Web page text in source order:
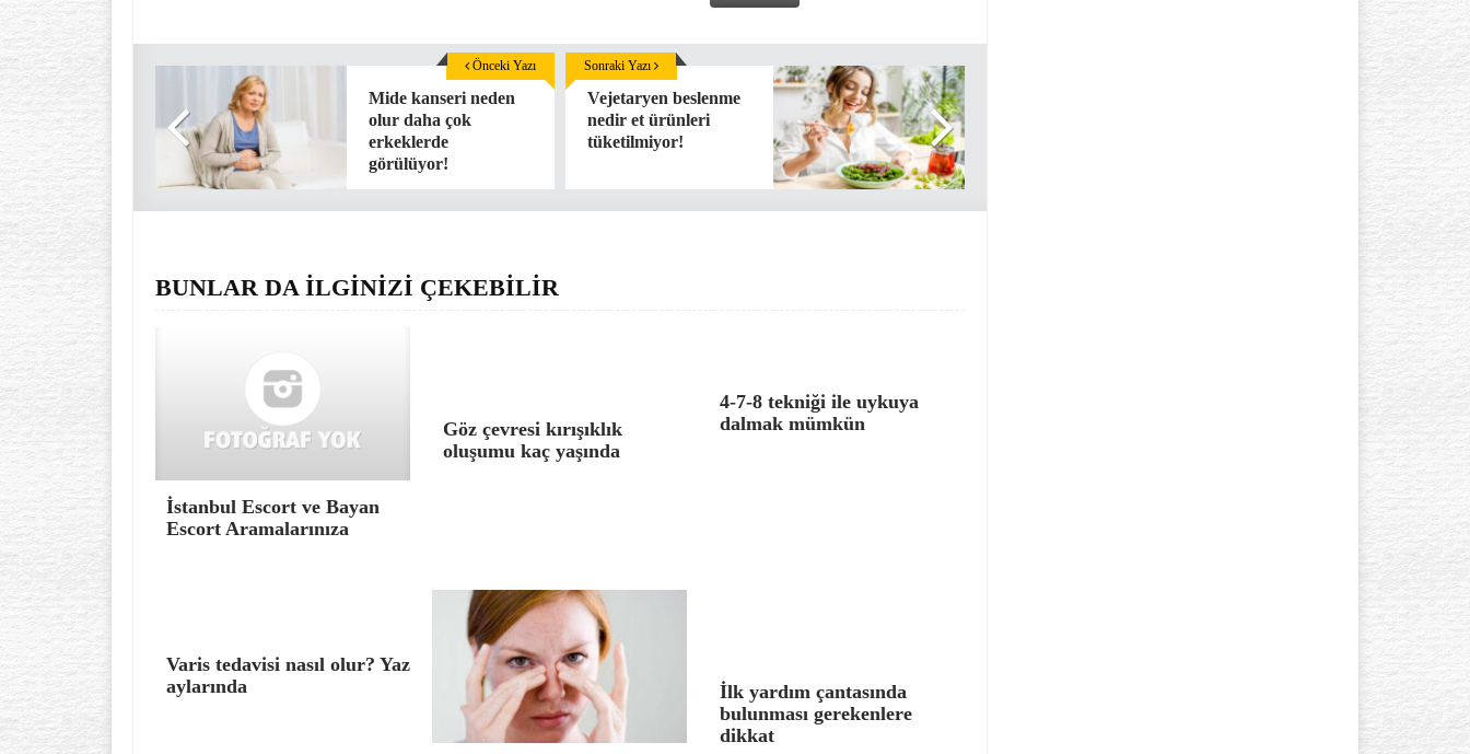
Mide kanseri neden
olur daha çok
erkeklerde
görülüyor!
Önceki Yazı
Vejetaryen beslenme
nedir et ürünleri
tüketilmiyor!
Sonraki Yazı
BUNLAR DA İLGİNİZİ ÇEKEBİLİR
İstanbul Escort ve Bayan
Escort Aramalarınıza
Göz çevresi kırışıklık
oluşumu kaç yaşında
4-7-8 tekniği ile uykuya
dalmak mümkün
Varis tedavisi nasıl olur? Yaz
aylarında
İlk yardım çantasında
bulunması gerekenlere
dikkat